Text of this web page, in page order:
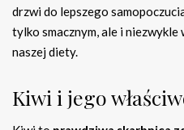
drzwi do lepszego
tylko smacznym, ale i
naszej diety.
Kiwi i jego